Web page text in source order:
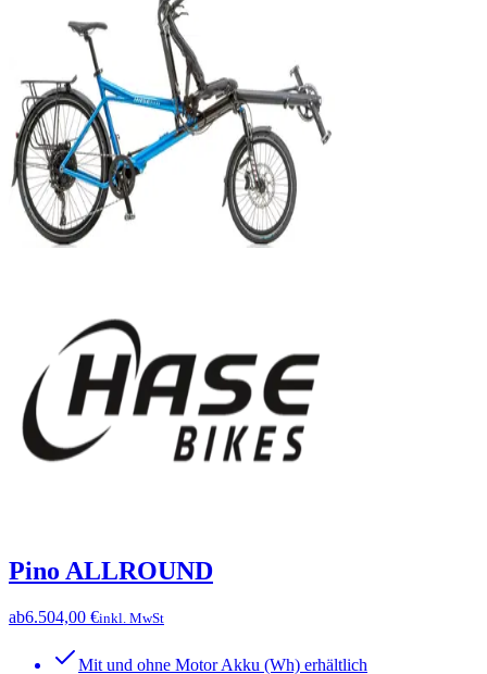
Pino ALLROUND
ab6.504,00 €inkl. MwSt
Mit und ohne Motor Akku (Wh) erhältlich